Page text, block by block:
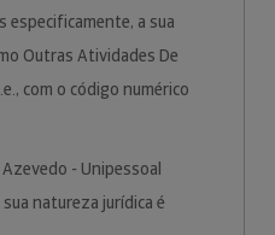
especificamente, a sua
Outras Atividades De
com o código numérico
- Unipessoal
natureza jurídica é